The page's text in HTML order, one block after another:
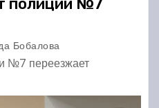
полиции №7
Бобалова
№7 переезжает